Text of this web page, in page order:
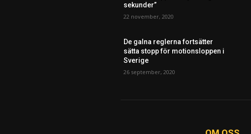
sekunder”
22 november, 2020
De galna reglerna fortsätter
sätta stopp för motionsloppen i
Sverige
26 september, 2020